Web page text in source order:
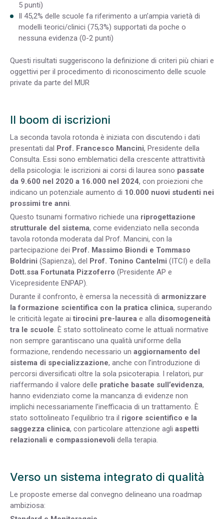
5 punti)
Il 45,2% delle scuole fa riferimento a un’ampia varietà di
modelli teorici/clinici (75,3%) supportati da poche o
nessuna evidenza (0-2 punti)
Questi risultati suggeriscono la definizione di criteri più chiari e
oggettivi per il procedimento di riconoscimento delle scuole
private da parte del MUR
Il boom di iscrizioni
La seconda tavola rotonda è iniziata con discutendo i dati
presentati dal Prof. Francesco Mancini, Presidente della
Consulta. Essi sono emblematici della crescente attrattività
della psicologia: le iscrizioni ai corsi di laurea sono passate
da 9.600 nel 2020 a 16.000 nel 2024, con proiezioni che
indicano un potenziale aumento di 10.000 nuovi studenti nei
prossimi tre anni.
Questo tsunami formativo richiede una riprogettazione
strutturale del sistema, come evidenziato nella seconda
tavola rotonda moderata dal Prof. Mancini, con la
partecipazione dei Prof. Massimo Biondi e Tommaso
Boldrini (Sapienza), del Prof. Tonino Cantelmi (ITCI) e della
Dott.ssa Fortunata Pizzoferro (Presidente AP e
Vicepresidente ENPAP).
Durante il confronto, è emersa la necessità di armonizzare
la formazione scientifica con la pratica clinica, superando
le criticità legate ai tirocini pre-laurea e alla disomogeneità
tra le scuole. È stato sottolineato come le attuali normative
non sempre garantiscano una qualità uniforme della
formazione, rendendo necessario un aggiornamento del
sistema di specializzazione, anche con l’introduzione di
percorsi diversificati oltre la sola psicoterapia. I relatori, pur
riaffermando il valore delle pratiche basate sull’evidenza,
hanno evidenziato come la mancanza di evidenze non
implichi necessariamente l’inefficacia di un trattamento. È
stato sottolineato l’equilibrio tra il rigore scientifico e la
saggezza clinica, con particolare attenzione agli aspetti
relazionali e compassionevoli della terapia.
Verso un sistema integrato di qualità
Le proposte emerse dal convegno delineano una roadmap
ambiziosa: